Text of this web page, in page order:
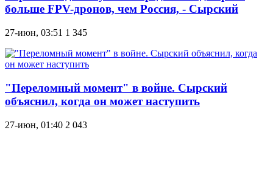
больше FPV-дронов, чем Россия, - Сырский
27-июн, 03:51 1 345
"Переломный момент" в войне. Сырский
объяснил, когда он может наступить
27-июн, 01:40 2 043